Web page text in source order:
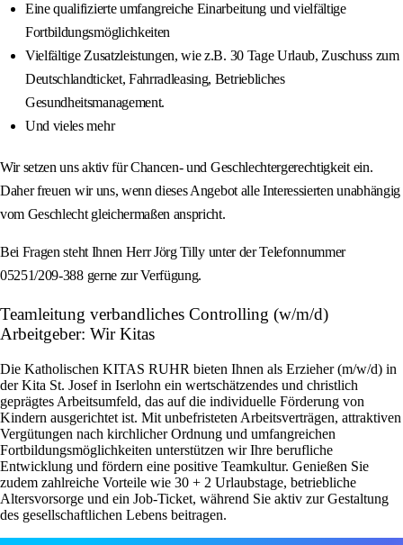
Eine qualifizierte umfangreiche Einarbeitung und vielfältige
Fortbildungsmöglichkeiten
Vielfältige Zusatzleistungen, wie z.B. 30 Tage Urlaub, Zuschuss zum
Deutschlandticket, Fahrradleasing, Betriebliches
Gesundheitsmanagement.
Und vieles mehr
Wir setzen uns aktiv für Chancen- und Geschlechtergerechtigkeit ein.
Daher freuen wir uns, wenn dieses Angebot alle Interessierten unabhängig
vom Geschlecht gleichermaßen anspricht.
Bei Fragen steht Ihnen Herr Jörg Tilly unter der Telefonnummer
05251/209-388 gerne zur Verfügung.
Teamleitung verbandliches Controlling (w/m/d)
Arbeitgeber: Wir Kitas
Die Katholischen KITAS RUHR bieten Ihnen als Erzieher (m/w/d) in
der Kita St. Josef in Iserlohn ein wertschätzendes und christlich
geprägtes Arbeitsumfeld, das auf die individuelle Förderung von
Kindern ausgerichtet ist. Mit unbefristeten Arbeitsverträgen, attraktiven
Vergütungen nach kirchlicher Ordnung und umfangreichen
Fortbildungsmöglichkeiten unterstützen wir Ihre berufliche
Entwicklung und fördern eine positive Teamkultur. Genießen Sie
zudem zahlreiche Vorteile wie 30 + 2 Urlaubstage, betriebliche
Altersvorsorge und ein Job-Ticket, während Sie aktiv zur Gestaltung
des gesellschaftlichen Lebens beitragen.